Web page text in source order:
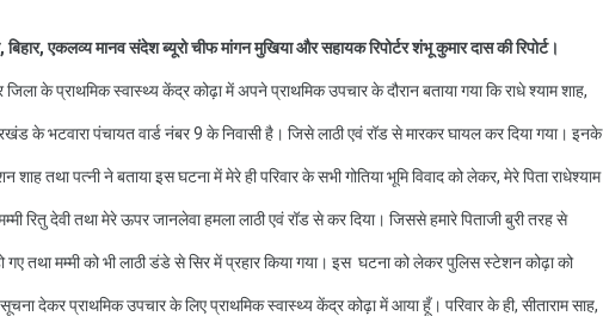
बिहार, एकलव्य मानव संदेश ब्यूरो चीफ मांगन मुखिया और सहायक रिपोर्टर शंभू कुमार दास की रिपोर्ट।
जिला के प्राथमिक स्वास्थ्य केंद्र कोढ़ा में अपने प्राथमिक उपचार के दौरान बताया गया कि राधे श्याम शाह,
के भटवारा पंचायत वार्ड नंबर 9 के निवासी है। जिसे लाठी एवं रॉड से मारकर घायल कर दिया गया। इनके
शाह तथा पत्नी ने बताया इस घटना में मेरे ही परिवार के सभी गोतिया भूमि विवाद को लेकर, मेरे पिता राधेश्याम
रितु देवी तथा मेरे ऊपर जानलेवा हमला लाठी एवं रॉड से कर दिया। जिससे हमारे पिताजी बुरी तरह से
गए तथा मम्मी को भी लाठी डंडे से सिर में प्रहार किया गया। इस घटना को लेकर पुलिस स्टेशन कोढ़ा को
देकर प्राथमिक उपचार के लिए प्राथमिक स्वास्थ्य केंद्र कोढ़ा में आया हूँ। परिवार के ही, सीताराम साह,